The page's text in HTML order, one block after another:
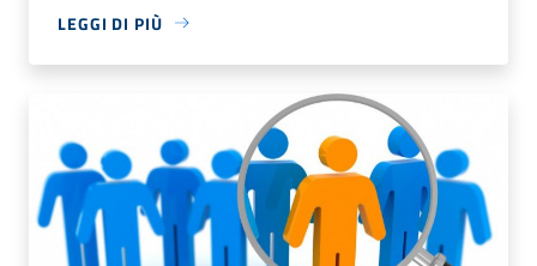
LEGGI DI PIÙ